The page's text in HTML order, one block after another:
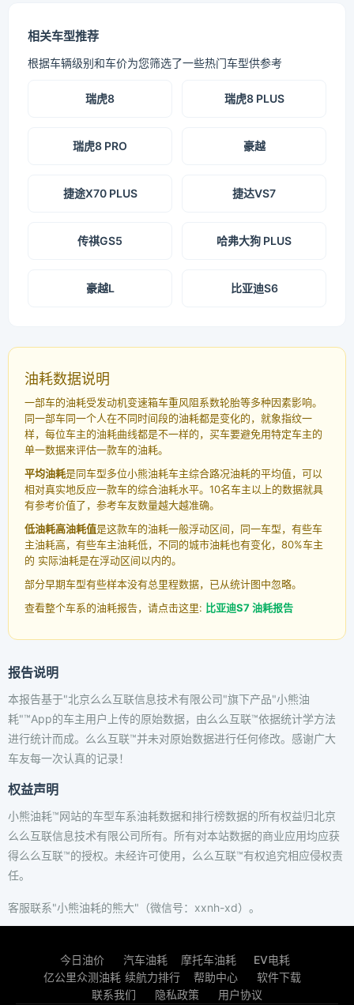
相关车型推荐
根据车辆级别和车价为您筛选了一些热门车型供参考
瑞虎8 瑞虎8 PLUS
瑞虎8 PRO 豪越
捷途X70 PLUS 捷达VS7
传祺GS5 哈弗大狗 PLUS
豪越L 比亚迪S6
油耗数据说明
一部车的油耗受发动机变速箱车重风阻系数轮胎等多种因素影响。
同一部车同一个人在不同时间段的油耗都是变化的，就象指纹一
样，每位车主的油耗曲线都是不一样的，买车要避免用特定车主的
单一数据来评估一款车的油耗。
平均油耗是同车型多位小熊油耗车主综合路况油耗的平均值，可以
相对真实地反应一款车的综合油耗水平。10名车主以上的数据就具
有参考价值了，参考车友数量越大越准确。
低油耗高油耗值是这款车的油耗一般浮动区间，同一车型，有些车
主油耗高，有些车主油耗低，不同的城市油耗也有变化，80%车主
的 实际油耗是在浮动区间以内的。
部分早期车型有些样本没有总里程数据，已从统计图中忽略。
查看整个车系的油耗报告，请点击这里: 比亚迪S7 油耗报告
报告说明
本报告基于"北京么么互联信息技术有限公司"旗下产品"小熊油
耗"™App的车主用户上传的原始数据，由么么互联™依据统计学方法
进行统计而成。么么互联™并未对原始数据进行任何修改。感谢广大
车友每一次认真的记录！
权益声明
小熊油耗™网站的车型车系油耗数据和排行榜数据的所有权益归北京
么么互联信息技术有限公司所有。所有对本站数据的商业应用均应获
得么么互联™的授权。未经许可使用，么么互联™有权追究相应侵权责
任。
客服联系"小熊油耗的熊大"（微信号：xxnh-xd）。
今日油价 汽车油耗 摩托车油耗
EV电耗
亿公里众测油耗 续航力排行 帮助中心
软件下载
联系我们
隐私政策 用户协议